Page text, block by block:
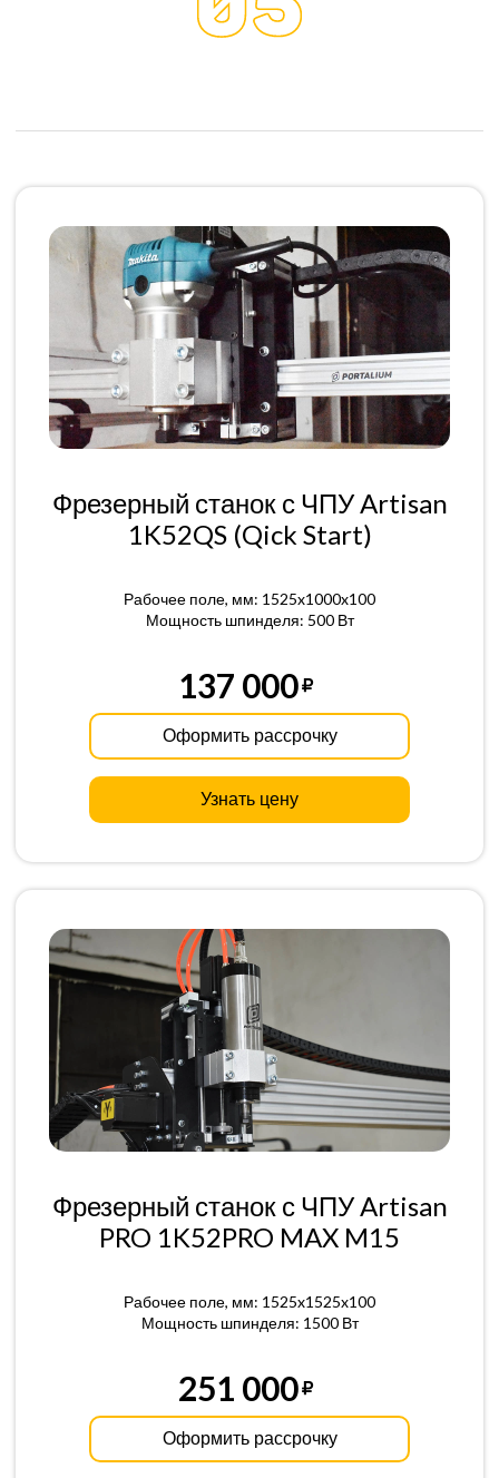
Фрезерный станок с ЧПУ Artisan
1K52QS (Qick Start)
Рабочее поле, мм: 1525x1000x100
Мощность шпинделя: 500 Вт
137 000
Оформить рассрочку
Узнать цену
Фрезерный станок с ЧПУ Artisan
PRO 1K52PRO MAX M15
Рабочее поле, мм: 1525x1525x100
Мощность шпинделя: 1500 Вт
251 000
Оформить рассрочку